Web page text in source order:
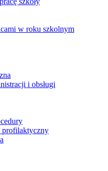
w roku szkolnym
i obsługi
profilaktyczny